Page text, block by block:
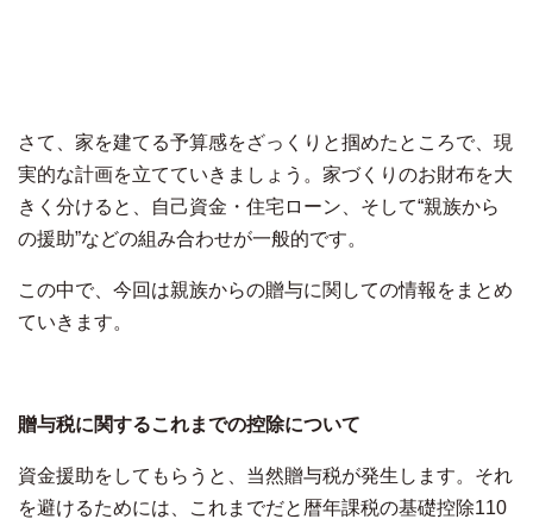
さて、家を建てる予算感をざっくりと掴めたところで、現
実的な計画を立てていきましょう。家づくりのお財布を大
きく分けると、自己資金・住宅ローン、そして“親族から
の援助”などの組み合わせが一般的です。
この中で、今回は親族からの贈与に関しての情報をまとめ
ていきます。
贈与税に関するこれまでの控除について
資金援助をしてもらうと、当然贈与税が発生します。それ
を避けるためには、これまでだと暦年課税の基礎控除110